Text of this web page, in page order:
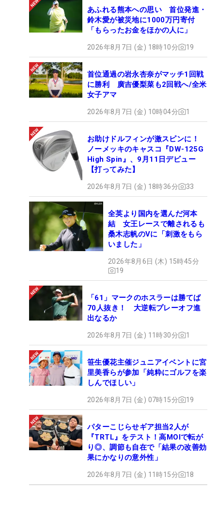
あふれる熊本への思い 首位発進・
鈴木愛が被災地に1000万円寄付
「もらったお金をほかの人に」
2026年8月7日 (金) 18時10分 19
首位通過の岩永杏奈がマッチ1回戦
に勝利 廣吉優梨菜も2回戦へ/全米
女子アマ
2026年8月7日 (金) 10時04分 1
お助けドルフィンが激スピンに！
ノーメッキのキャスコ『DW-125G
High Spin』、9月11日デビュー
【打ってみた】
2026年8月7日 (金) 18時36分 33
全英より国内を選んだ河本
結 女王レースで離されるも
桑木志帆のVに「刺激をもら
いました」
2026年8月6日 (木) 15時45分
19
「61」マークのホスラーは勝てば
70人抜き！ 大逆転プレーオフ進
出なるか
2026年8月7日 (金) 11時30分 1
笹生優花主催ジュニアイベントに宮
里美香らが参加「純粋にゴルフを楽
しんでほしい」
2026年8月7日 (金) 07時15分 19
パターこじらせギア担当2人が
『TRTL』をテスト！高MOIで転が
り◎、調節も自在で「結果の改善効
果にかなりの意外性」
2026年8月7日 (金) 11時15分 18